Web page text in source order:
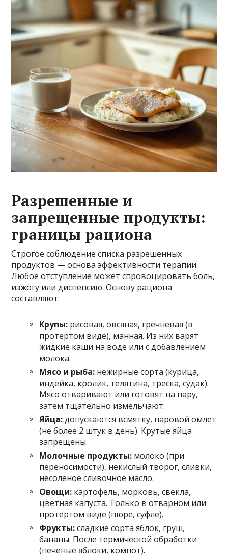
Разрешенные и
запрещенные продукты:
границы рациона
Строгое соблюдение списка разрешенных
продуктов — основа эффективности терапии.
Любое отступление может спровоцировать боль,
изжогу или диспепсию. Основу рациона
составляют:
Крупы: рисовая, овсяная, гречневая (в
протертом виде), манная. Из них варят
жидкие каши на воде или с добавлением
молока.
Мясо и рыба: нежирные сорта (курица,
индейка, кролик, телятина, треска, судак).
Мясо отваривают или готовят на пару,
затем тщательно измельчают.
Яйца:допускаются всмятку, паровой омлет
(не более 2 штук в день). Крутые яйца
запрещены.
Молочные продукты: молоко (при
переносимости), некислый творог, сливки,
несоленое сливочное масло.
Овощи: картофель, морковь, свекла,
цветная капуста. Только в отварном или
протертом виде (пюре, суфле).
Фрукты:сладкие сорта яблок, груш,
бананы. После термической обработки
(печеные яблоки, компот).